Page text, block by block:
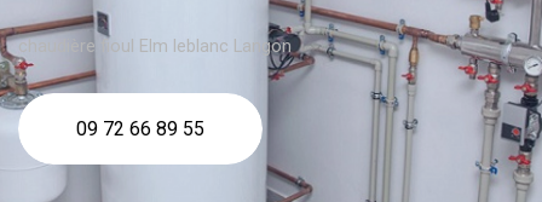
chaudière fioul Elm leblanc Langon
09 72 66 89 55